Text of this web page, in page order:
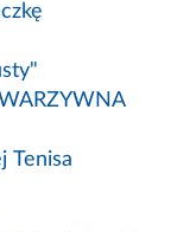
Tenisa